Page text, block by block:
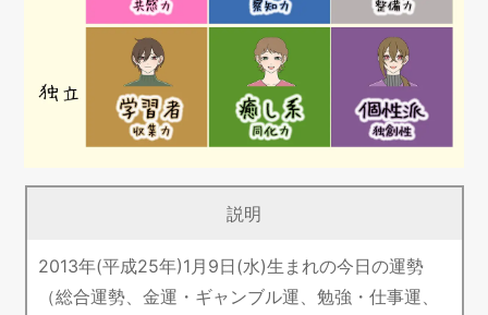
説明
2013年(平成25年)1月9日(水)生まれの今日の運勢
（総合運勢、金運・ギャンブル運、勉強・仕事運、